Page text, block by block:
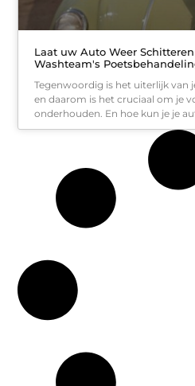
Laat uw Auto Weer
Washteam's
Tegenwoordig is het uiterlijk van
en daarom is het cruciaal om je
onderhouden. En hoe kun je je